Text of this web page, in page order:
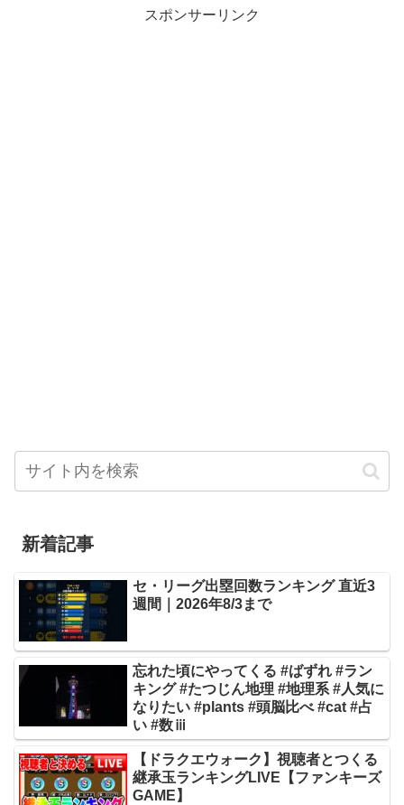
スポンサーリンク
新着記事
セ・リーグ出塁回数ランキング 直近3
週間｜2026年8/3まで
忘れた頃にやってくる #ばずれ #ラン
キング #たつじん地理 #地理系 #人気に
なりたい #plants #頭脳比べ #cat #占
い #数ⅲ
【ドラクエウォーク】視聴者とつくる
継承玉ランキングLIVE【ファンキーズ
GAME】